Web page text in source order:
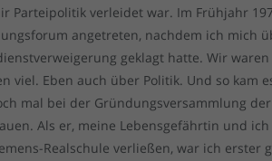
Parteipolitik verleidet war. Im Frühjahr
angetreten, nachdem ich mich
geklagt hatte. Wir
viel. Eben auch über Politik. Und so kam
mal bei der Gründungsversammlung
Als er, meine Lebensgefährtin und
Realschule verließen, war ich erster